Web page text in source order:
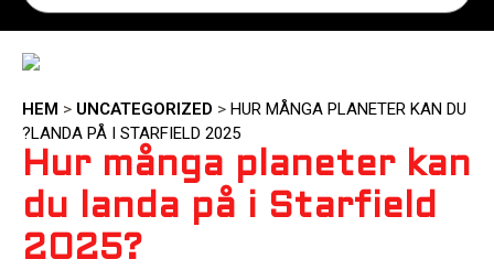
HEM > UNCATEGORIZED > HUR MÅNGA PLANETER KAN DU
LANDA PÅ I STARFIELD 2025?
Hur många planeter kan
du landa på i Starfield
2025?